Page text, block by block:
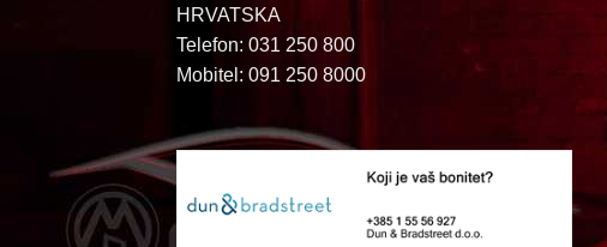
HRVATSKA
Telefon: 031 250 800
Mobitel: 091 250 8000